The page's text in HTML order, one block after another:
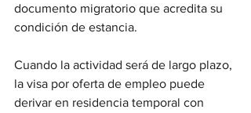
documento migratorio que acredita su
condición de estancia.
Cuando la actividad será de largo plazo,
la visa por oferta de empleo puede
derivar en residencia temporal con